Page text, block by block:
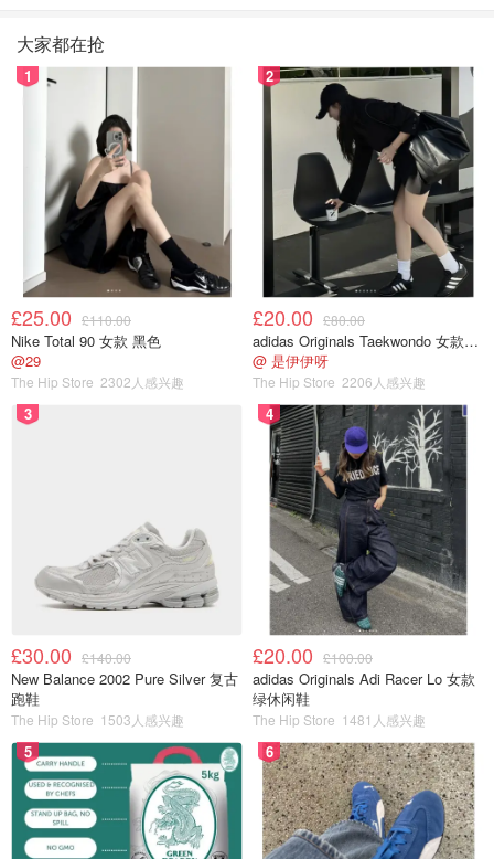
大家都在抢
1
£25.00 £110.00
Nike Total 90 女款 黑色
@29
The Hip Store 2302人感兴趣
2
£20.00 £80.00
adidas Originals Taekwondo 女款黑色运动鞋
@ 是伊伊呀
The Hip Store 2206人感兴趣
3
£30.00 £140.00
New Balance 2002 Pure Silver 复古
跑鞋
The Hip Store 1503人感兴趣
4
£20.00 £100.00
adidas Originals Adi Racer Lo 女款
绿休闲鞋
The Hip Store 1481人感兴趣
5 6